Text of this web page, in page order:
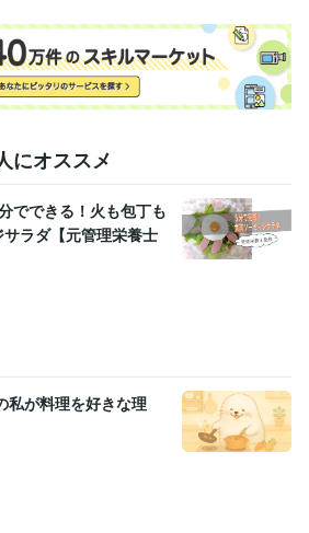
年
栄養・食事相談など
事相談 献立作成 栄養計算
レシピ作成
学 2001年3月 ~ 2005年2月
にオススメ
でできる！火も包丁も
ラダ【元管理栄養士
私が料理を好きな理